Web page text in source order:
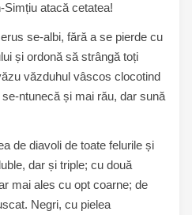
atacă cetatea!
se-albi, fără a se pierde cu
și ordonă să strângă toți
văzduhul vâscos clocotind
ntunecă și mai rău, dar sună
de diavoli de toate felurile și
dar și triple; cu două
mai ales cu opt coarne; de
Negri, cu pielea